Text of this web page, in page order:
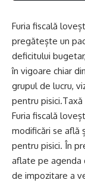
Furia fiscală
pregătește un
deficitului
în vigoare chiar
grupul de lucru,
pentru pisici.Taxă
Furia fiscală
modificări se află
pentru pisici. În
aflate pe agenda
de impozitare a